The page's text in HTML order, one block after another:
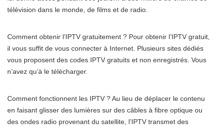
télévision dans le monde, de films et de radio.
Comment obtenir l’IPTV gratuitement ? Pour obtenir l’IPTV gratuit,
il vous suffit de vous connecter à Internet. Plusieurs sites dédiés
vous proposent des codes IPTV gratuits et non enregistrés. Vous
n’avez qu’à le télécharger.
Comment fonctionnent les IPTV ? Au lieu de déplacer le contenu
en faisant glisser des lumières sur des câbles à fibre optique ou
des ondes radio provenant du satellite, l’IPTV transmet des